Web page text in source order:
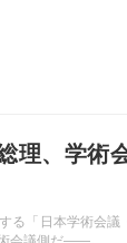
理、学術
る「日本学術会